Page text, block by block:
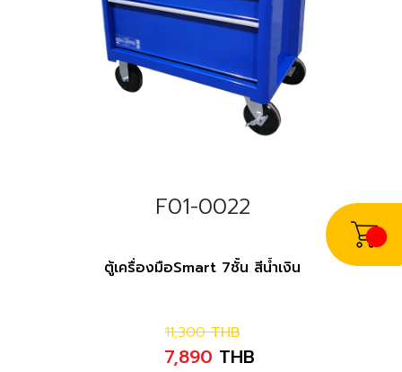
F01-0022
ตู้เครื่องมือSmart 7ชั้น สีน้ำเงิน
11,300 THB
7,890 THB